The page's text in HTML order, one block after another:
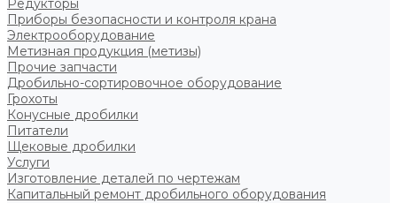
Редукторы
Приборы безопасности и контроля крана
Электрооборудование
Метизная продукция (метизы)
Прочие запчасти
Дробильно-сортировочное оборудование
Грохоты
Конусные дробилки
Питатели
Щековые дробилки
Услуги
Изготовление деталей по чертежам
Капитальный ремонт дробильного оборудования